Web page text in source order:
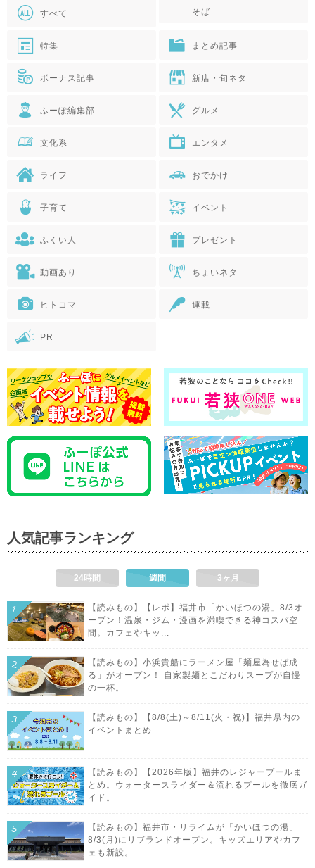
すべて そば
特集 まとめ記事
ボーナス記事 新店・旬ネタ
ふーぽ編集部 グルメ
文化系 エンタメ
ライフ おでかけ
子育て イベント
ふくい人 プレゼント
動画あり ちょいネタ
ヒトコマ 連載
PR
人気記事ランキング
24時間 週間 3ヶ月
【読みもの】【レポ】福井市「かいほつの湯」8/3オ
ープン！温泉・ジム・漫画を満喫できる神コスパ空
間。カフェやキッ...
【読みもの】小浜貴船にラーメン屋「麺屋為せば成
る」がオープン！ 自家製麺とこだわりスープが自慢
の一杯。
【読みもの】【8/8(土)～8/11(火・祝)】福井県内の
イベントまとめ
【読みもの】【2026年版】福井のレジャープールま
とめ。ウォータースライダー＆流れるプールを徹底ガ
イド。
【読みもの】福井市・リライムが「かいほつの湯」
8/3(月)にリブランドオープン。キッズエリアやカフ
ェも新設。